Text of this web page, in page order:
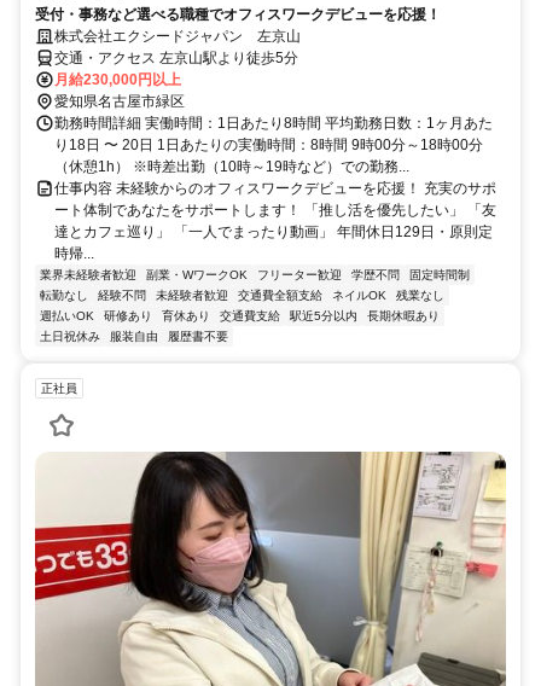
受付・事務など選べる職種でオフィスワークデビューを応援！
株式会社エクシードジャパン 左京山
交通・アクセス 左京山駅より徒歩5分
月給230,000円以上
愛知県名古屋市緑区
勤務時間詳細 実働時間：1日あたり8時間 平均勤務日数：1ヶ月あた
り18日 〜 20日 1日あたりの実働時間：8時間 9時00分～18時00分
（休憩1h） ※時差出勤（10時～19時など）での勤務...
仕事内容 未経験からのオフィスワークデビューを応援！ 充実のサポ
ート体制であなたをサポートします！ 「推し活を優先したい」 「友
達とカフェ巡り」 「一人でまったり動画」 年間休日129日・原則定
時帰...
業界未経験者歓迎 副業・WワークOK フリーター歓迎 学歴不問
固定時間制
転勤なし
経験不問 未経験者歓迎 交通費全額支給 ネイルOK
残業なし
週払いOK
研修あり 育休あり 交通費支給 駅近5分以内
長期休暇あり
土日祝休み
服装自由 履歴書不要
正社員